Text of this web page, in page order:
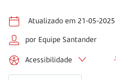
Atualizado em 21-05-2025
por Equipe Santander
Acessibilidade